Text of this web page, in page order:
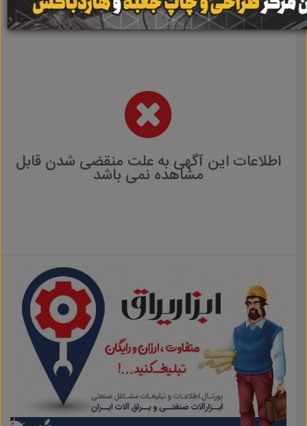
اطلاعات این آگهی به علت منقضی شدن قابل
مشاهده نمی باشد